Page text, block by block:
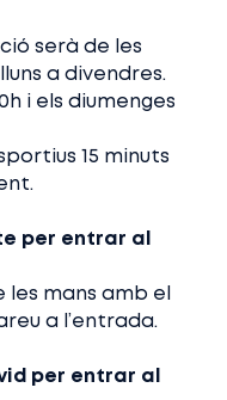
serà de les
a divendres.
i els diumenges
15 minuts
per entrar al
mans amb el
a l’entrada.
per entrar al